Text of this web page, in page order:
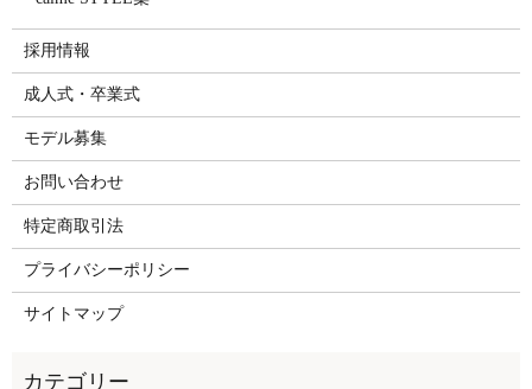
採用情報
成人式・卒業式
モデル募集
お問い合わせ
特定商取引法
プライバシーポリシー
サイトマップ